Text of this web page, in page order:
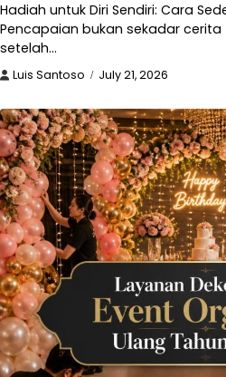
Hadiah untuk Diri Sendiri: Cara
Pencapaian bukan sekadar
setelah…
Luis Santoso July 21, 2026